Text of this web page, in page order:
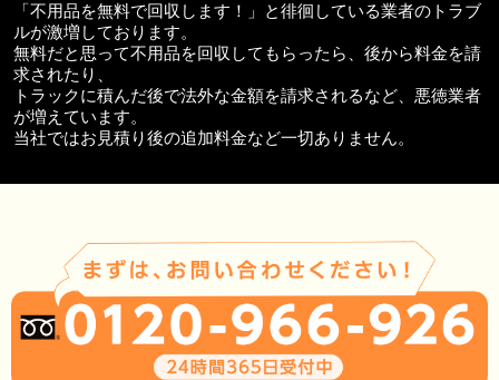
「不用品を無料で回収します！」と徘徊している業者のトラブ
ルが激増しております。
無料だと思って不用品を回収してもらったら、後から料金を請
求されたり、
トラックに積んだ後で法外な金額を請求されるなど、悪徳業者
が増えています。
当社ではお見積り後の追加料金など一切ありません。